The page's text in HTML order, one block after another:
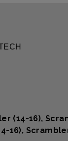
(14-16),
16),